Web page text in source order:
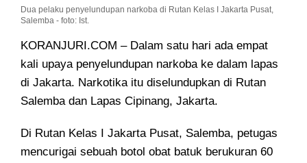
Terjadi
Dua pelaku penyelundupan narkoba di Rutan Kelas I Jakarta Pusat,
Salemba - foto: Ist.
KORANJURI.COM – Dalam satu hari ada empat
kali upaya penyelundupan narkoba ke dalam lapas
di Jakarta. Narkotika itu diselundupkan di Rutan
Salemba dan Lapas Cipinang, Jakarta.
Di Rutan Kelas I Jakarta Pusat, Salemba, petugas
mencurigai sebuah botol obat batuk berukuran 60